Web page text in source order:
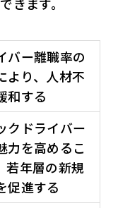
バー離職率の
より、人材不
和する
クドライバー
力を高めるこ
若年層の新規
促進する